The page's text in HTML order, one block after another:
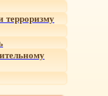
терроризму